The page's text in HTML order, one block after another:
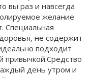
вы раз и навсегда
желание
Специальная
не содержит
подходит
привычкой.Средство
день утром и